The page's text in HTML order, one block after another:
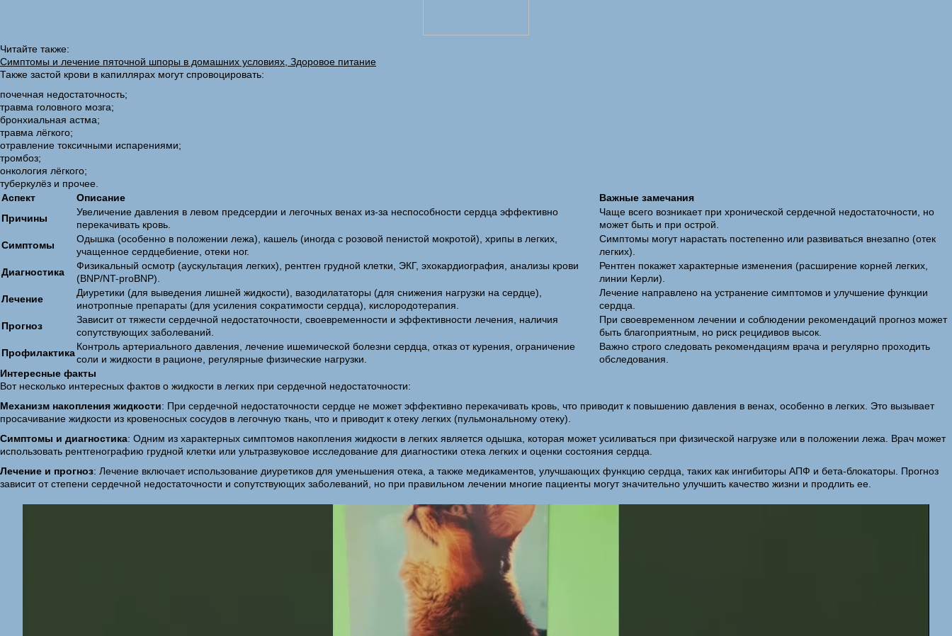
Читайте также:
Симптомы и лечение пяточной шпоры в домашних условиях, Здоровое питание
Также застой крови в капиллярах могут спровоцировать:
почечная недостаточность;
травма головного мозга;
бронхиальная астма;
травма лёгкого;
отравление токсичными испарениями;
тромбоз;
онкология лёгкого;
туберкулёз и прочее.
Аспект
Описание
Важные замечания
Причины
Увеличение давления в левом предсердии и легочных венах из-за неспособности сердца эффективно
перекачивать кровь.
Чаще всего возникает при хронической сердечной недостаточности, но
может быть и при острой.
Симптомы
Одышка (особенно в положении лежа), кашель (иногда с розовой пенистой мокротой), хрипы в легких,
учащенное сердцебиение, отеки ног.
Симптомы могут нарастать постепенно или развиваться внезапно (отек
легких).
Диагностика
Физикальный осмотр (аускультация легких), рентген грудной клетки, ЭКГ, эхокардиография, анализы крови
(BNP/NT-proBNP).
Рентген покажет характерные изменения (расширение корней легких,
линии Керли).
Лечение
Диуретики (для выведения лишней жидкости), вазодилататоры (для снижения нагрузки на сердце),
инотропные препараты (для усиления сократимости сердца), кислородотерапия.
Лечение направлено на устранение симптомов и улучшение функции
сердца.
Прогноз
Зависит от тяжести сердечной недостаточности, своевременности и эффективности лечения, наличия
сопутствующих заболеваний.
При своевременном лечении и соблюдении рекомендаций прогноз может
быть благоприятным, но риск рецидивов высок.
Профилактика
Контроль артериального давления, лечение ишемической болезни сердца, отказ от курения, ограничение
соли и жидкости в рационе, регулярные физические нагрузки.
Важно строго следовать рекомендациям врача и регулярно проходить
обследования.
Интересные факты
Вот несколько интересных фактов о жидкости в легких при сердечной недостаточности:
Механизм накопления жидкости: При сердечной недостаточности сердце не может эффективно перекачивать кровь, что приводит к повышению давления в венах, особенно в легких. Это вызывает
просачивание жидкости из кровеносных сосудов в легочную ткань, что и приводит к отеку легких (пульмональному отеку).
Симптомы и диагностика: Одним из характерных симптомов накопления жидкости в легких является одышка, которая может усиливаться при физической нагрузке или в положении лежа. Врач может
использовать рентгенографию грудной клетки или ультразвуковое исследование для диагностики отека легких и оценки состояния сердца.
Лечение и прогноз: Лечение включает использование диуретиков для уменьшения отека, а также медикаментов, улучшающих функцию сердца, таких как ингибиторы АПФ и бета-блокаторы. Прогноз
зависит от степени сердечной недостаточности и сопутствующих заболеваний, но при правильном лечении многие пациенты могут значительно улучшить качество жизни и продлить ее.